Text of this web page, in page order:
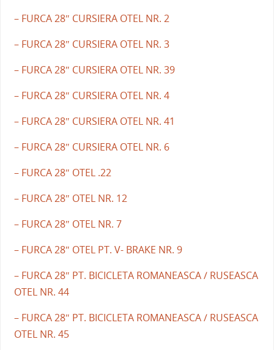
– FURCA 28″ CURSIERA OTEL NR. 2
– FURCA 28″ CURSIERA OTEL NR. 3
– FURCA 28″ CURSIERA OTEL NR. 39
– FURCA 28″ CURSIERA OTEL NR. 4
– FURCA 28″ CURSIERA OTEL NR. 41
– FURCA 28″ CURSIERA OTEL NR. 6
– FURCA 28″ OTEL .22
– FURCA 28″ OTEL NR. 12
– FURCA 28″ OTEL NR. 7
– FURCA 28″ OTEL PT. V- BRAKE NR. 9
– FURCA 28″ PT. BICICLETA ROMANEASCA / RUSEASCA
OTEL NR. 44
– FURCA 28″ PT. BICICLETA ROMANEASCA / RUSEASCA
OTEL NR. 45